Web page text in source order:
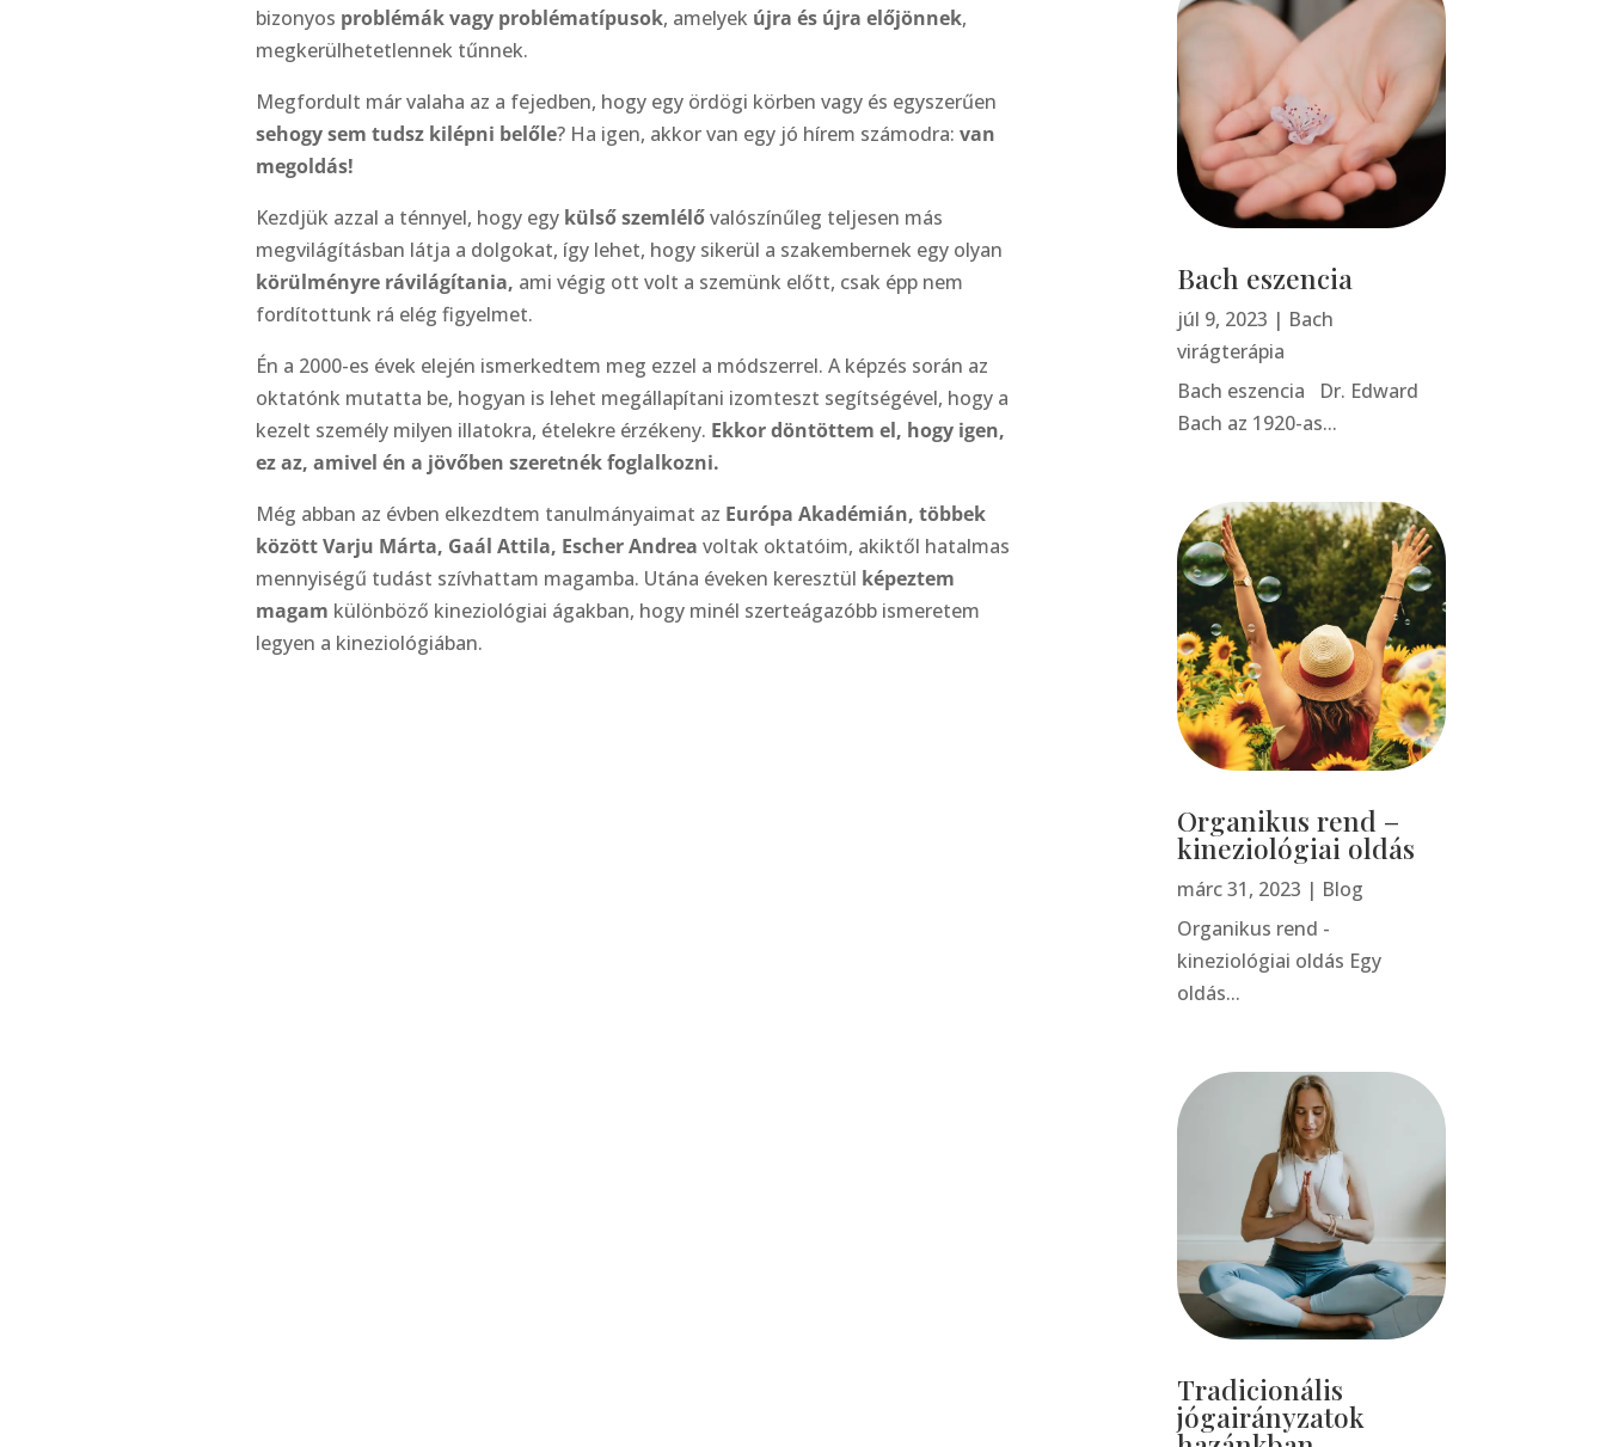
bizonyos problémák vagy problématípusok, amelyek újra és újra előjönnek,
megkerülhetetlennek tűnnek.
Megfordult már valaha az a fejedben, hogy egy ördögi körben vagy és egyszerűen
sehogy sem tudsz kilépni belőle? Ha igen, akkor van egy jó hírem számodra: van
megoldás!
Kezdjük azzal a ténnyel, hogy egy külső szemlélővalószínűleg teljesen más
megvilágításban látja a dolgokat, így lehet, hogy sikerül a szakembernek egy olyan
körülményre rávilágítania, ami végig ott volt a szemünk előtt, csak épp nem
fordítottunk rá elég figyelmet.
Én a 2000-es évek elején ismerkedtem meg ezzel a módszerrel. A képzés során az
oktatónk mutatta be, hogyan is lehet megállapítani izomteszt segítségével, hogy a
kezelt személy milyen illatokra, ételekre érzékeny. Ekkor döntöttem el, hogy igen,
ez az, amivel én a jövőben szeretnék foglalkozni.
Még abban az évben elkezdtem tanulmányaimat az Európa Akadémián, többek
között Varju Márta, Gaál Attila, Escher Andrea voltak oktatóim, akiktől hatalmas
mennyiségű tudást szívhattam magamba. Utána éveken keresztül képeztem
magam különböző kineziológiai ágakban, hogy minél szerteágazóbb ismeretem
legyen a kineziológiában.
Bach eszencia
júl 9, 2023 | Bach
virágterápia
Bach eszencia Dr. Edward
Bach az 1920-as...
Organikus rend –
kineziológiai oldás
márc 31, 2023 | Blog
Organikus rend -
kineziológiai oldás Egy
oldás...
Tradicionális
jógairányzatok